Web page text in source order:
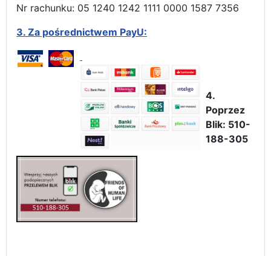
Nr rachunku: 05 1240 1242 1111 0000 1587 7356
3. Za pośrednictwem PayU:
4.
Poprzez
Blik: 510-
188-305